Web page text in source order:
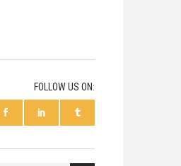
FOLLOW US ON: